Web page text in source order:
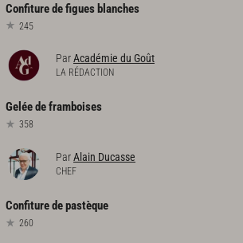
Confituredefigues blanches
245
ParAcadémie du Goût
LA RÉDACTION
Geléedeframboises
358
ParAlain Ducasse
CHEF
Confituredepastèque
260